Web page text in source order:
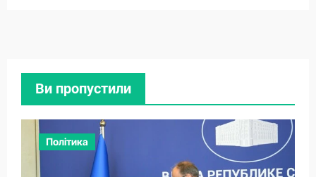
Ви пропустили
Політика